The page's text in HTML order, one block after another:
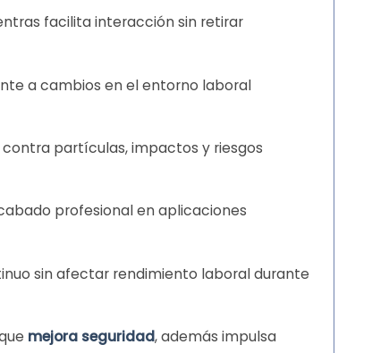
facilita interacción sin retirar
a cambios en el entorno laboral
partículas, impactos y riesgos
profesional en aplicaciones
sin afectar rendimiento laboral durante
mejora seguridad, además impulsa